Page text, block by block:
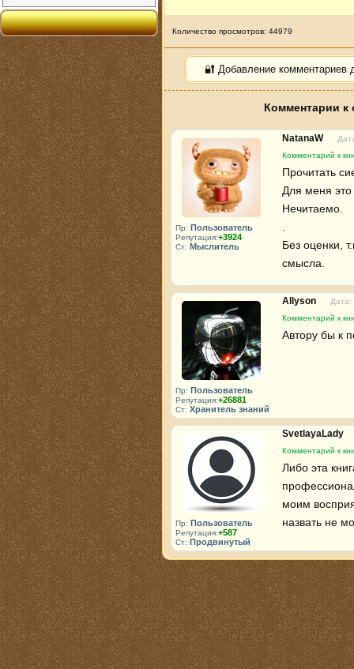
Количество просмотров: 44979
🔐 Добавление комментариев
Комментарии к
Пр: Пользователь
Репутация:+3924
Ст: Мыслитель
NatanaW
Комментарий к
Прочитать
Для меня это
Нечитаемо.
Без оценки,
смысла.
Пр: Пользователь
Репутация:+26881
Ст: Хранитель знаний
Allyson
Дата:
Комментарий к
Автору бы к
Пр: Пользователь
Репутация:+587
Ст: Продвинутый
SvetlayaLady
Комментарий к
Либо эта
моим
назвать не